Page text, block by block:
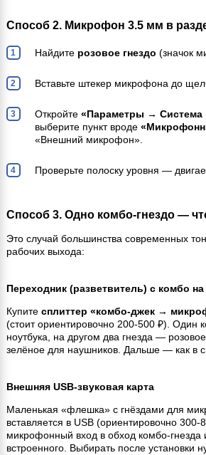
Способ 2. Микрофон 3.5 мм в
Найдите розовое гнездо (значок
Вставьте штекер микрофона до
Откройте «Параметры →
выберите пункт вроде
«Внешний микрофон».
Проверьте полоску уровня —
Способ 3. Одно комбо-гнездо —
Это случай большинства современных
рабочих выхода:
Переходник (разветвитель) с комбо
Купите сплиттер «комбо-джек →
(стоит ориентировочно 200-500 ₽). Один
ноутбука, на другом два гнезда —
зелёное для наушников. Дальше — как в
Внешняя USB-звуковая карта
Маленькая «флешка» с гнёздами для
вставляется в USB (ориентировочно
микрофонный вход в обход комбо-гнезда
встроенного. Выбирать после установки